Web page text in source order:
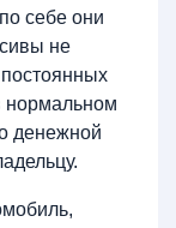
себе они
не
нормальном
денежной